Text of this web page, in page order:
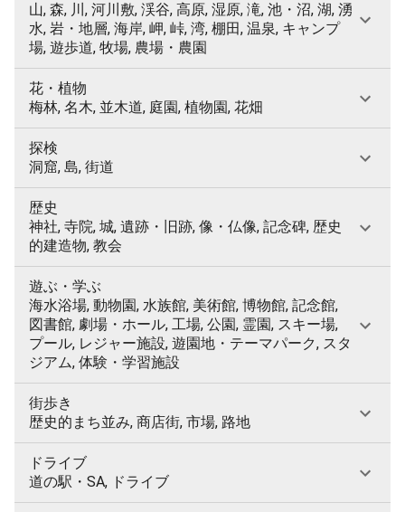
山, 森, 川, 河川敷, 渓谷, 高原, 湿原, 滝, 池・沼, 湖, 湧
水, 岩・地層, 海岸, 岬, 峠, 湾, 棚田, 温泉, キャンプ
場, 遊歩道, 牧場, 農場・農園
花・植物
梅林, 名木, 並木道, 庭園, 植物園, 花畑
探検
洞窟, 島, 街道
歴史
神社, 寺院, 城, 遺跡・旧跡, 像・仏像, 記念碑, 歴史
的建造物, 教会
遊ぶ・学ぶ
海水浴場, 動物園, 水族館, 美術館, 博物館, 記念館,
図書館, 劇場・ホール, 工場, 公園, 霊園, スキー場,
プール, レジャー施設, 遊園地・テーマパーク, スタ
ジアム, 体験・学習施設
街歩き
歴史的まち並み, 商店街, 市場, 路地
ドライブ
道の駅・SA, ドライブ